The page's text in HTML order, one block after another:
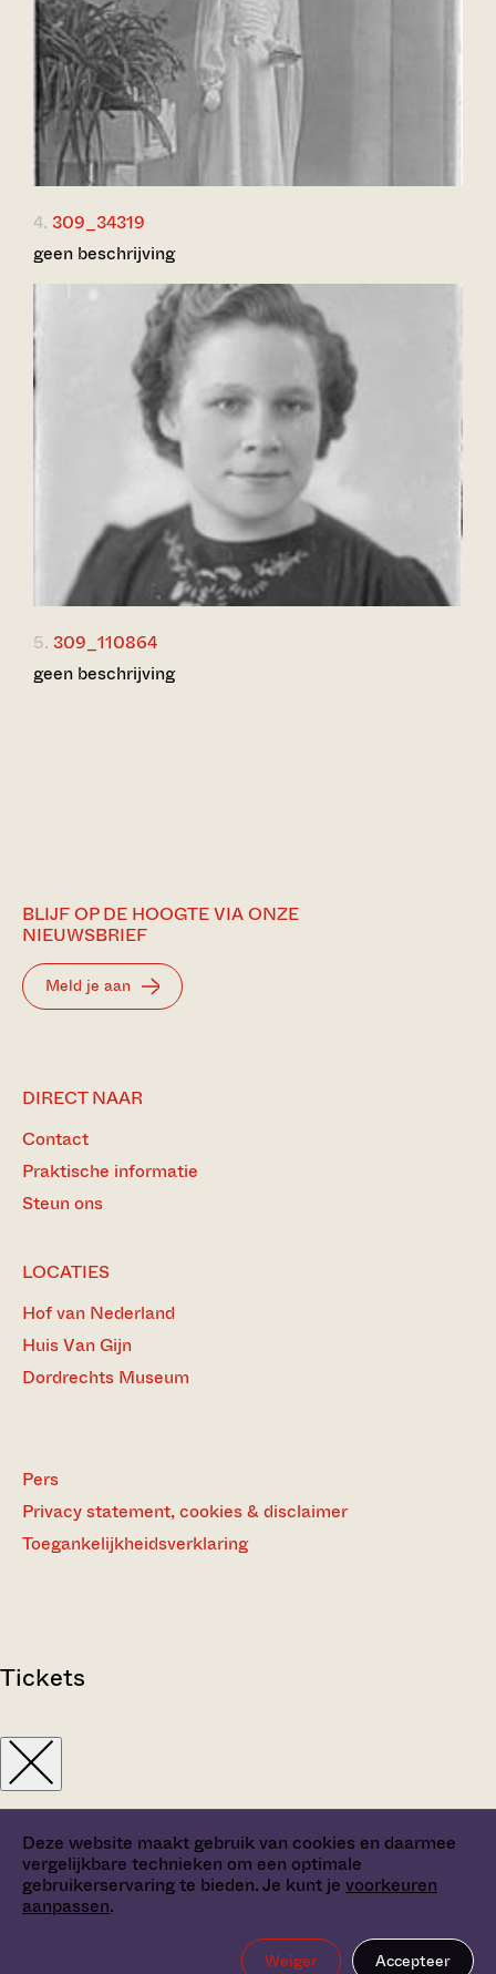
Deze website maakt gebruik van cookies en daarmee
vergelijkbare technieken om een optimale
gebruikerservaring te bieden. Je kunt je voorkeuren
aanpassen.
Weiger Accepteer
4. 309_34319
geen beschrijving
5. 309_110864
geen beschrijving
BLIJF OP DE HOOGTE VIA ONZE
NIEUWSBRIEF
Meld je aan
DIRECT NAAR
Contact
Praktische informatie
Steun ons
LOCATIES
Hof van Nederland
Huis Van Gijn
Dordrechts Museum
Pers
Privacy statement, cookies & disclaimer
Toegankelijkheidsverklaring
Tickets